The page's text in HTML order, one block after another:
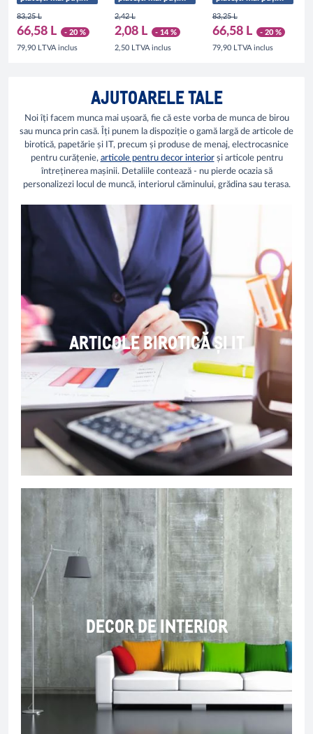
83,25 L
66,58 L - 20 %
79,90 LTVA inclus
2,42 L
2,08 L - 14 %
2,50 LTVA inclus
83,25 L
66,58 L - 20 %
79,90 LTVA inclus
AJUTOARELE TALE
Noi îți facem munca mai ușoară, fie că este vorba de munca de birou
sau munca prin casă. Îți punem la dispoziție o gamă largă de articole de
birotică, papetărie și IT, precum și produse de menaj, electrocasnice
pentru curățenie, articole pentru decor interiorși articole pentru
întreținerea mașinii. Detaliile contează - nu pierde ocazia să
personalizezi locul de muncă, interiorul căminului, grădina sau terasa.
ARTICOLE BIROTICĂ ȘI IT
DECOR DE INTERIOR